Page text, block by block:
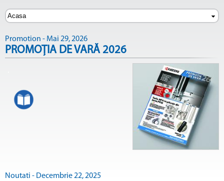
Promotion - Mai 29, 2026
PROMOȚIA DE VARĂ 2026
Noutati - Decembrie 22, 2025